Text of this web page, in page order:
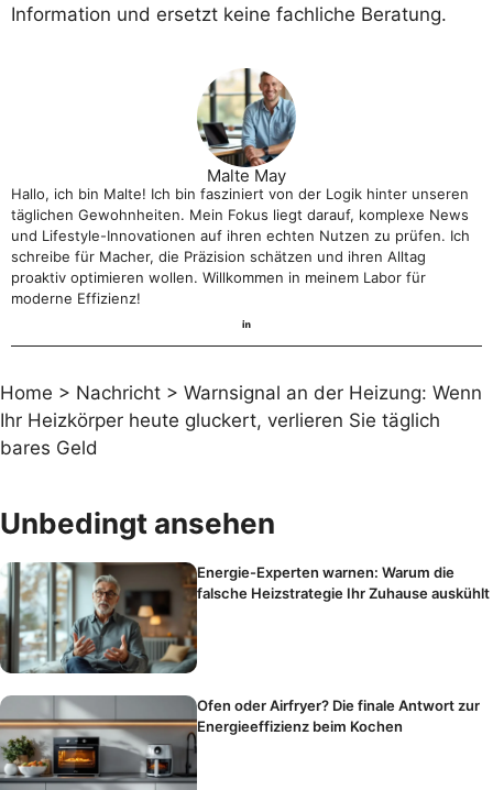
Information und ersetzt keine fachliche Beratung.
Malte May
Hallo, ich bin Malte! Ich bin fasziniert von der Logik hinter unseren
täglichen Gewohnheiten. Mein Fokus liegt darauf, komplexe News
und Lifestyle-Innovationen auf ihren echten Nutzen zu prüfen. Ich
schreibe für Macher, die Präzision schätzen und ihren Alltag
proaktiv optimieren wollen. Willkommen in meinem Labor für
moderne Effizienz!
Home > Nachricht > Warnsignal an der Heizung: Wenn
Ihr Heizkörper heute gluckert, verlieren Sie täglich
bares Geld
Unbedingt ansehen
Energie-Experten warnen: Warum die
falsche Heizstrategie Ihr Zuhause auskühlt
Ofen oder Airfryer? Die finale Antwort zur
Energieeffizienz beim Kochen